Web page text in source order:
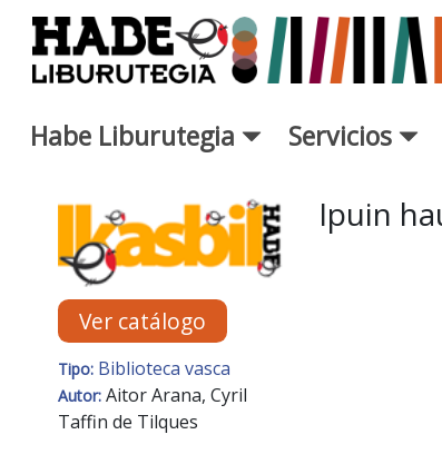
Saltar al contenido principal
Habe Liburutegia Servicios
Ficha de Novedades -
Ver catálogo
Tipo: Biblioteca vasca
Autor: Aitor Arana, Cyril
Taffin de Tilques
Ipuin